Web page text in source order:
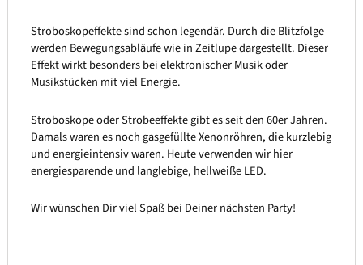
Stroboskopeffekte sind schon legendär. Durch die Blitzfolge
werden Bewegungsabläufe wie in Zeitlupe dargestellt. Dieser
Effekt wirkt besonders bei elektronischer Musik oder
Musikstücken mit viel Energie.
Stroboskope oder Strobeeffekte gibt es seit den 60er Jahren.
Damals waren es noch gasgefüllte Xenonröhren, die kurzlebig
und energieintensiv waren. Heute verwenden wir hier
energiesparende und langlebige, hellweiße LED.
Wir wünschen Dir viel Spaß bei Deiner nächsten Party!